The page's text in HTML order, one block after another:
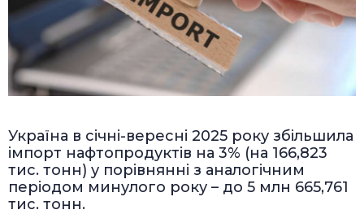
Україна в січні-вересні 2025 року збільшила
імпорт нафтопродуктів на 3% (на 166,823
тис. тонн) у порівнянні з аналогічним
періодом минулого року – до 5 млн 665,761
тис. тонн.